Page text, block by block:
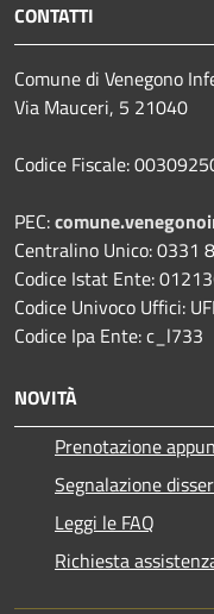
CONTATTI
Comune di Venegono
Via Mauceri, 5 21040
Codice Fiscale:
PEC:
Centralino Unico: 0331
Codice Istat Ente:
Codice Univoco Uffici:
Codice Ipa Ente: c_l733
NOVITÀ
Prenotazione
Segnalazione
Leggi le FAQ
Richiesta